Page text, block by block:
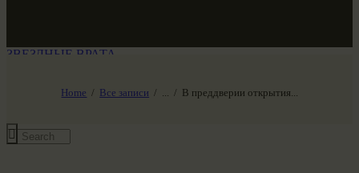
Home Все записи В преддверии открытия...
ЗВЕЗДНЫЕ ВРАТА
SG-6